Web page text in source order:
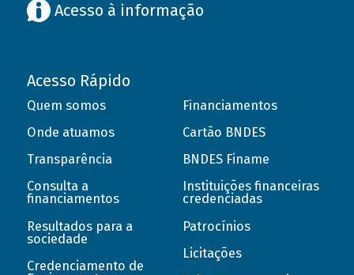
Acesso à informação
Acesso Rápido
Quem somos
Onde atuamos
Transparência
Consulta a
financiamentos
Resultados para a
sociedade
Credenciamento de
Financiamentos
Cartão BNDES
BNDES Finame
Instituições financeiras
credenciadas
Patrocínios
Licitações